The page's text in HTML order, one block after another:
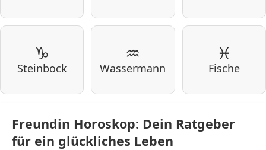
♑
Steinbock
♒
Wassermann
♓
Fische
Freundin Horoskop: Dein Ratgeber
für ein glückliches Leben